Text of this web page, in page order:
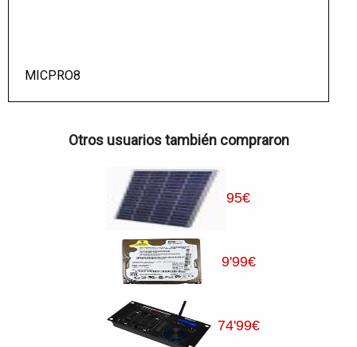
MICPRO8
Otros usuarios también compraron
95€
9'99€
74'99€